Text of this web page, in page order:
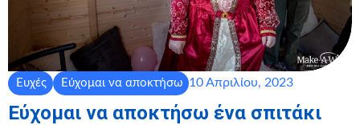
Ευχές Εύχομαι να αποκτήσω 10 Απριλίου, 2023
Εύχομαι να αποκτήσω ένα σπιτάκι